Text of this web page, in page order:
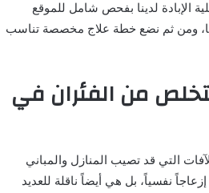
الإبادة لدينا بفحص شامل للموقع
ومن ثم نضع خطة علاج مخصصة تناسب
من الفئران في
التي قد تصيب المنازل والمباني
نفسياً، بل هي أيضاً ناقلة للعديد